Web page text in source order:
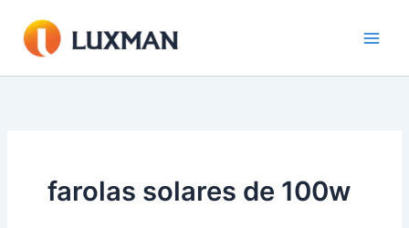
contenido
farolas solares de 100w